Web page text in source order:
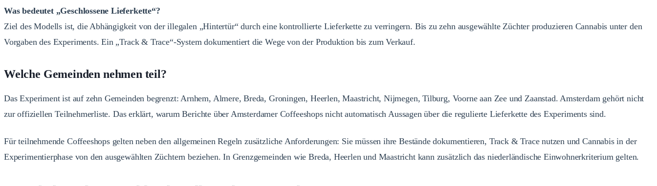
Was bedeutet „Geschlossene Lieferkette“?
Ziel des Modells ist, die Abhängigkeit von der illegalen „Hintertür“ durch eine kontrollierte Lieferkette zu verringern. Bis zu zehn ausgewählte Züchter produzieren Cannabis unter den
Vorgaben des Experiments. Ein „Track & Trace“-System dokumentiert die Wege von der Produktion bis zum Verkauf.
Welche Gemeinden nehmen teil?
Das Experiment ist auf zehn Gemeinden begrenzt: Arnhem, Almere, Breda, Groningen, Heerlen, Maastricht, Nijmegen, Tilburg, Voorne aan Zee und Zaanstad. Amsterdam gehört nicht
zur offiziellen Teilnehmerliste. Das erklärt, warum Berichte über Amsterdamer Coffeeshops nicht automatisch Aussagen über die regulierte Lieferkette des Experiments sind.
Für teilnehmende Coffeeshops gelten neben den allgemeinen Regeln zusätzliche Anforderungen: Sie müssen ihre Bestände dokumentieren, Track & Trace nutzen und Cannabis in der
Experimentierphase von den ausgewählten Züchtern beziehen. In Grenzgemeinden wie Breda, Heerlen und Maastricht kann zusätzlich das niederländische Einwohnerkriterium gelten.